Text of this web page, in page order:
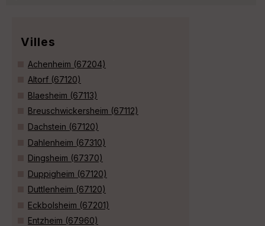
Villes
Achenheim (67204)
Altorf (67120)
Blaesheim (67113)
Breuschwickersheim (67112)
Dachstein (67120)
Dahlenheim (67310)
Dingsheim (67370)
Duppigheim (67120)
Duttlenheim (67120)
Eckbolsheim (67201)
Entzheim (67960)